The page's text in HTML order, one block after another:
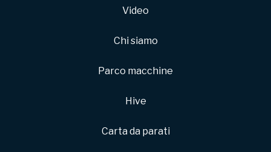
Video
Chi siamo
Parco macchine
Hive
Carta da parati